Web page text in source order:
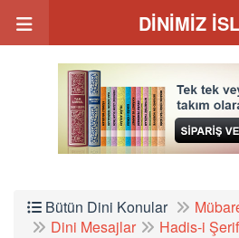
DİNİMİZ
Bütün Dini Konular
Dini Mesajlar
Hadis-i